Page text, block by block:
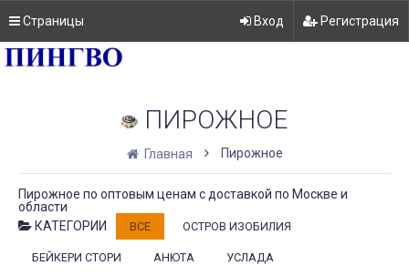
Страницы Вход Регистрация
ПИРОЖНОЕ
Главная Пирожное
Пирожное по оптовым ценам с доставкой по Москве и
области
КАТЕГОРИИ
ВСЕ ОСТРОВ ИЗОБИЛИЯ
БЕЙКЕРИ СТОРИ АНЮТА УСЛАДА